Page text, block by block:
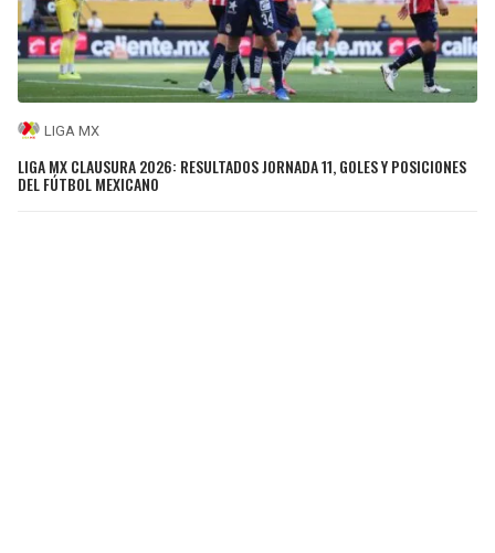
LIGA MX
LIGA MX CLAUSURA 2026: RESULTADOS JORNADA 11, GOLES Y POSICIONES
DEL FÚTBOL MEXICANO